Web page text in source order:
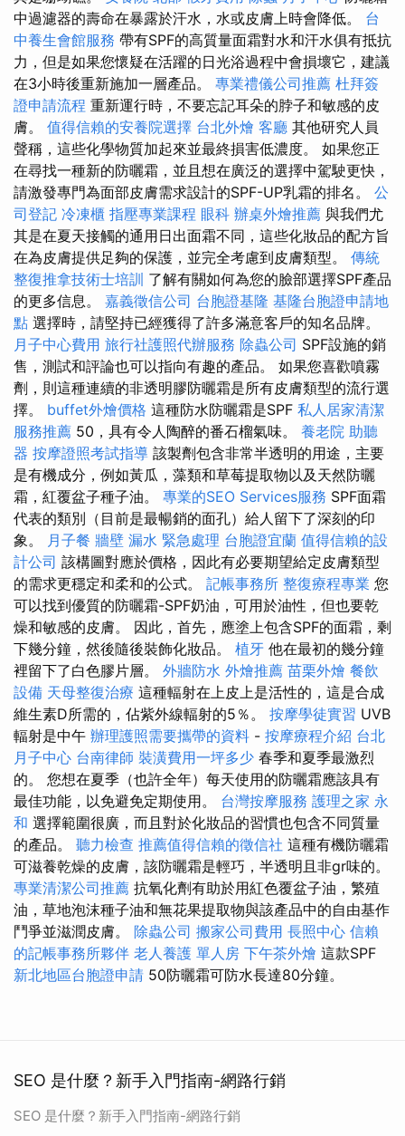
中過濾器的壽命在暴露於汗水，水或皮膚上時會降低。 台
中養生會館服務 帶有SPF的高質量面霜對水和汗水俱有抵抗
力，但是如果您懷疑在活躍的日光浴過程中會損壞它，建議
在3小時後重新施加一層產品。 專業禮儀公司推薦 杜拜簽
證申請流程 重新運行時，不要忘記耳朵的脖子和敏感的皮
膚。 值得信賴的安養院選擇 台北外燴 客廳 其他研究人員
聲稱，這些化學物質加起來並最終損害低濃度。 如果您正
在尋找一種新的防曬霜，並且想在廣泛的選擇中駕駛更快，
請激發專門為面部皮膚需求設計的SPF-UP乳霜的排名。 公
司登記 冷凍櫃 指壓專業課程 眼科 辦桌外燴推薦 與我們尤
其是在夏天接觸的通用日出面霜不同，這些化妝品的配方旨
在為皮膚提供足夠的保護，並完全考慮到皮膚類型。 傳統
整復推拿技術士培訓 了解有關如何為您的臉部選擇SPF產品
的更多信息。 嘉義徵信公司 台胞證基隆 基隆台胞證申請地
點 選擇時，請堅持已經獲得了許多滿意客戶的知名品牌。
月子中心費用 旅行社護照代辦服務 除蟲公司 SPF設施的銷
售，測試和評論也可以指向有趣的產品。 如果您喜歡噴霧
劑，則這種連續的非透明膠防曬霜是所有皮膚類型的流行選
擇。 buffet外燴價格 這種防水防曬霜是SPF 私人居家清潔
服務推薦 50，具有令人陶醉的番石榴氣味。 養老院 助聽
器 按摩證照考試指導 該製劑包含非常半透明的用途，主要
是有機成分，例如黃瓜，藻類和草莓提取物以及天然防曬
霜，紅覆盆子種子油。 專業的SEO Services服務 SPF面霜
代表的類別（目前是最暢銷的面孔）給人留下了深刻的印
象。
月子餐 牆壁 漏水 緊急處理 台胞證宜蘭 值得信賴的設
計公司 該構圖對應於價格，因此有必要期望給定皮膚類型
的需求更穩定和柔和的公式。 記帳事務所 整復療程專業 您
可以找到優質的防曬霜-SPF奶油，可用於油性，但也要乾
燥和敏感的皮膚。 因此，首先，應塗上包含SPF的面霜，剩
下幾分鐘，然後隨後裝飾化妝品。 植牙 他在最初的幾分鐘
裡留下了白色膠片層。 外牆防水 外燴推薦 苗栗外燴 餐飲
設備 天母整復治療 這種輻射在上皮上是活性的，這是合成
維生素D所需的，佔紫外線輻射的5％。 按摩學徒實習 UVB
輻射是中午 辦理護照需要攜帶的資料 - 按摩療程介紹 台北
月子中心 台南律師 裝潢費用一坪多少 春季和夏季最激烈
的。 您想在夏季（也許全年）每天使用的防曬霜應該具有
最佳功能，以免避免定期使用。 台灣按摩服務 護理之家 永
和 選擇範圍很廣，而且對於化妝品的習慣也包含不同質量
的產品。 聽力檢查 推薦值得信賴的徵信社 這種有機防曬霜
可滋養乾燥的皮膚，該防曬霜是輕巧，半透明且非gr味的。
專業清潔公司推薦 抗氧化劑有助於用紅色覆盆子油，繁殖
油，草地泡沫種子油和無花果提取物與該產品中的自由基作
鬥爭並滋潤皮膚。 除蟲公司 搬家公司費用 長照中心 信賴
的記帳事務所夥伴 老人養護 單人房 下午茶外燴 這款SPF
新北地區台胞證申請 50防曬霜可防水長達80分鐘。
SEO 是什麼？新手入門指南-網路行銷
SEO 是什麼？新手入門指南-網路行銷